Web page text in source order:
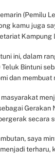
(Pemilu
kamu juga
ini, dalam
Bintuni
dan
secara
saya